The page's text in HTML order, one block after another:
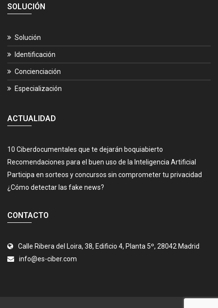
SOLUCIÓN
Solución
Identificación
Concienciación
Especialización
ACTUALIDAD
10 Ciberdocumentales que te dejarán boquiabierto
Recomendaciones para el buen uso de la Inteligencia Artificial
Participa en sorteos y concursos sin comprometer tu privacidad
¿Cómo detectar las fake news?
CONTACTO
Calle Ribera del Loira, 38, Edificio 4, Planta 5º, 28042 Madrid
info@es-ciber.com